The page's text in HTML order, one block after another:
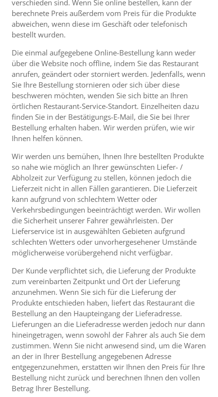
verschieden sind. Wenn Sie online bestellen, kann der
berechnete Preis außerdem vom Preis für die Produkte
abweichen, wenn diese im Geschäft oder telefonisch
bestellt wurden.
Die einmal aufgegebene Online-Bestellung kann weder
über die Website noch offline, indem Sie das Restaurant
anrufen, geändert oder storniert werden. Jedenfalls, wenn
Sie Ihre Bestellung stornieren oder sich über diese
beschweren möchten, wenden Sie sich bitte an Ihren
örtlichen Restaurant-Service-Standort. Einzelheiten dazu
finden Sie in der Bestätigungs-E-Mail, die Sie bei Ihrer
Bestellung erhalten haben. Wir werden prüfen, wie wir
Ihnen helfen können.
Wir werden uns bemühen, Ihnen Ihre bestellten Produkte
so nahe wie möglich an Ihrer gewünschten Liefer- /
Abholzeit zur Verfügung zu stellen, können jedoch die
Lieferzeit nicht in allen Fällen garantieren. Die Lieferzeit
kann aufgrund von schlechtem Wetter oder
Verkehrsbedingungen beeinträchtigt werden. Wir wollen
die Sicherheit unserer Fahrer gewährleisten. Der
Lieferservice ist in ausgewählten Gebieten aufgrund
schlechten Wetters oder unvorhergesehener Umstände
möglicherweise vorübergehend nicht verfügbar.
Der Kunde verpflichtet sich, die Lieferung der Produkte
zum vereinbarten Zeitpunkt und Ort der Lieferung
anzunehmen. Wenn Sie sich für die Lieferung der
Produkte entschieden haben, liefert das Restaurant die
Bestellung an den Haupteingang der Lieferadresse.
Lieferungen an die Lieferadresse werden jedoch nur dann
hineingetragen, wenn sowohl der Fahrer als auch Sie dem
zustimmen. Wenn Sie nicht anwesend sind, um die Waren
an der in Ihrer Bestellung angegebenen Adresse
entgegenzunehmen, erstatten wir Ihnen den Preis für Ihre
Bestellung nicht zurück und berechnen Ihnen den vollen
Betrag Ihrer Bestellung.